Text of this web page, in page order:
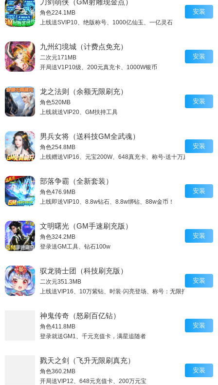
角色224.1MB
上线送SVIP10、绝版称号、1000亿仙玉、一亿灵石
安装
九州幻境城（计费点免充）
二次元171MB
开局送V1P10级、200元真充卡、1000W银币
安装
龙之法则（余额无限刷充）
角色520MB
上线就送VIP20、GM扶持工具
安装
男兵女将（送科技GM全武魂）
角色254.8MB
上线赠送VIP16、元宝200W、648真充卡、称号-送十万真充
安装
部落争霸（全新套装）
角色476.9MB
上线即送VIP10、8.8w钻石、8.8w绑钻、88w金币！
安装
文明曙光（GM手速刷充版）
角色324.2MB
登录送GM工具、钻石100w
安装
驭龙骑士团（科技刷充版）
二次元351.3MB
上线送VIP16、10万紫钻、时装·闪亮登场、称号：无限打金
安装
神鬼传奇（怒刷百亿钻）
角色411.8MB
登录就送GM1、千元充值卡，满星追随者
安装
戮天之剑（飞升无限刷真充）
角色360.2MB
开局送VIP12、648元充值卡、200万元宝
安装